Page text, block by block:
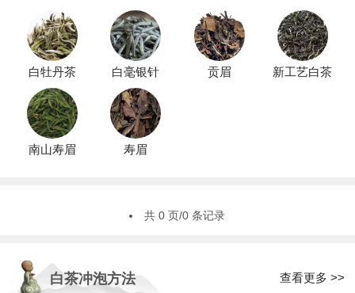
白牡丹茶 白毫银针 贡眉 新工艺白茶
南山寿眉 寿眉
共 0 页/0 条记录
白茶冲泡方法 查看更多 >>